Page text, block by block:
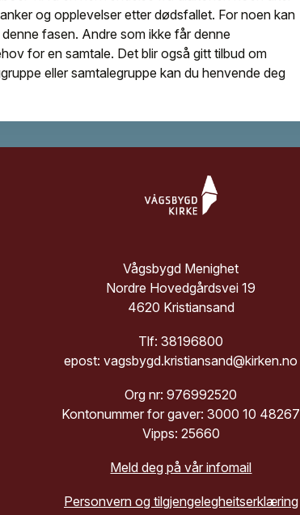
og opplevelser etter dødsfallet. For noen kan
fasen. Andre som ikke får denne
for en samtale. Det blir også gitt tilbud om
eller samtalegruppe kan du henvende deg
Vågsbygd Menighet
Nordre Hovedgårdsvei 19
4620 Kristiansand
Tlf: 38196800
epost: vagsbygd.kristiansand@kirken.no
Org nr: 976992520
Kontonummer for gaver: 3000 10 48267
Vipps: 25660
Meld deg på vår infomail
Personvern og tilgjengelegheitserklæring